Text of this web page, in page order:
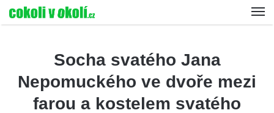
Socha svatého Jana
Nepomuckého ve dvoře mezi
farou a kostelem svatého